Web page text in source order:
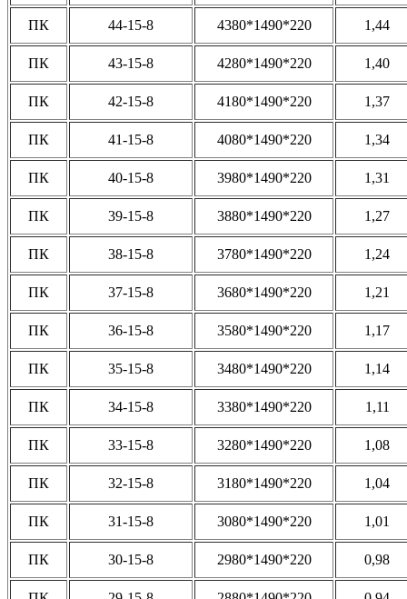
ПК 44-15-8 4380*1490*220 1,44
ПК 43-15-8 4280*1490*220 1,40
ПК 42-15-8 4180*1490*220 1,37
ПК 41-15-8 4080*1490*220 1,34
ПК 40-15-8 3980*1490*220 1,31
ПК 39-15-8 3880*1490*220 1,27
ПК 38-15-8 3780*1490*220 1,24
ПК 37-15-8 3680*1490*220 1,21
ПК 36-15-8 3580*1490*220 1,17
ПК 35-15-8 3480*1490*220 1,14
ПК 34-15-8 3380*1490*220 1,11
ПК 33-15-8 3280*1490*220 1,08
ПК 32-15-8 3180*1490*220 1,04
ПК 31-15-8 3080*1490*220 1,01
ПК 30-15-8 2980*1490*220 0,98